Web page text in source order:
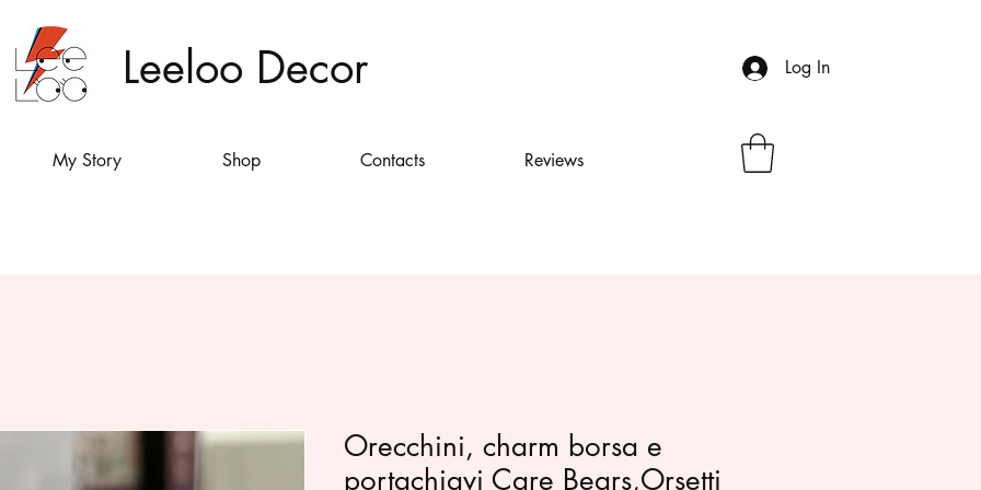
Leeloo Decor Log In
My Story Shop Contacts Reviews
Orecchini, charm borsa e
portachiavi Care Bears,Orsetti